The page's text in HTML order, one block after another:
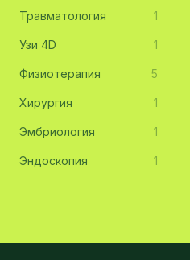
Травматология 1
Узи 4D 1
Физиотерапия 5
Хирургия 1
Эмбриология 1
Эндоскопия 1